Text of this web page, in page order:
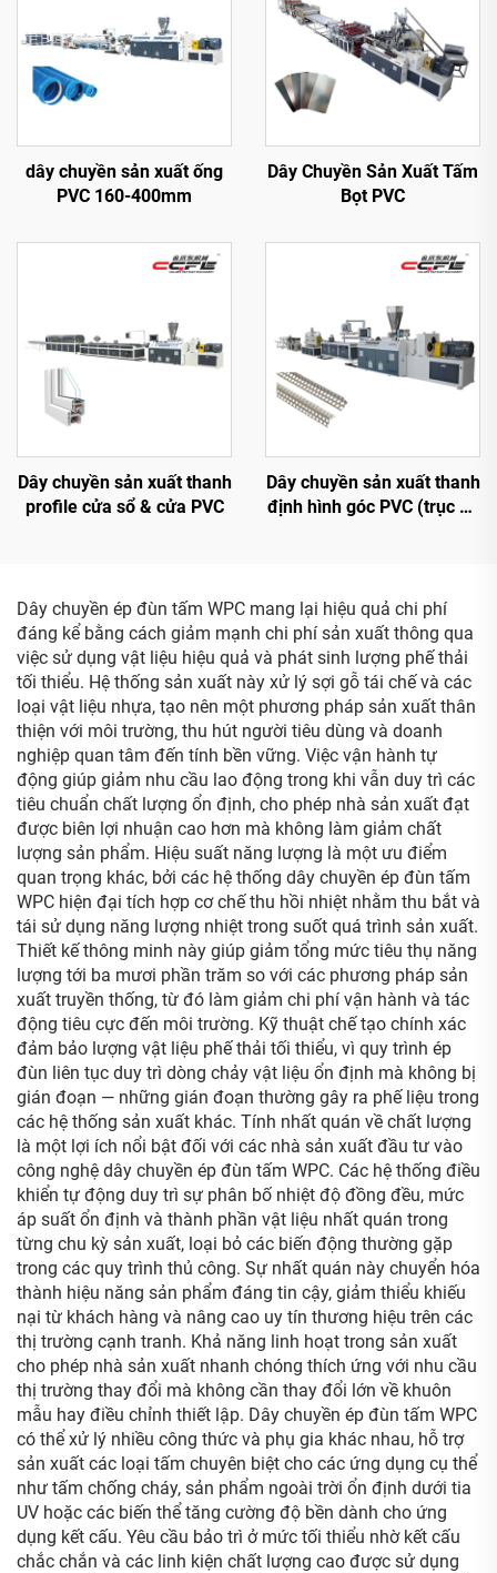
dây chuyền sản xuất ống
PVC 160-400mm
Dây Chuyền Sản Xuất Tấm
Bọt PVC
Dây chuyền sản xuất thanh
profile cửa sổ & cửa PVC
Dây chuyền sản xuất thanh
định hình góc PVC (trục vít
Dây chuyền ép đùn tấm WPC mang lại hiệu quả chi phí
đáng kể bằng cách giảm mạnh chi phí sản xuất thông qua
việc sử dụng vật liệu hiệu quả và phát sinh lượng phế thải
tối thiểu. Hệ thống sản xuất này xử lý sợi gỗ tái chế và các
loại vật liệu nhựa, tạo nên một phương pháp sản xuất thân
thiện với môi trường, thu hút người tiêu dùng và doanh
nghiệp quan tâm đến tính bền vững. Việc vận hành tự
động giúp giảm nhu cầu lao động trong khi vẫn duy trì các
tiêu chuẩn chất lượng ổn định, cho phép nhà sản xuất đạt
được biên lợi nhuận cao hơn mà không làm giảm chất
lượng sản phẩm. Hiệu suất năng lượng là một ưu điểm
quan trọng khác, bởi các hệ thống dây chuyền ép đùn tấm
WPC hiện đại tích hợp cơ chế thu hồi nhiệt nhằm thu bắt và
tái sử dụng năng lượng nhiệt trong suốt quá trình sản xuất.
Thiết kế thông minh này giúp giảm tổng mức tiêu thụ năng
lượng tới ba mươi phần trăm so với các phương pháp sản
xuất truyền thống, từ đó làm giảm chi phí vận hành và tác
động tiêu cực đến môi trường. Kỹ thuật chế tạo chính xác
đảm bảo lượng vật liệu phế thải tối thiểu, vì quy trình ép
đùn liên tục duy trì dòng chảy vật liệu ổn định mà không bị
gián đoạn — những gián đoạn thường gây ra phế liệu trong
các hệ thống sản xuất khác. Tính nhất quán về chất lượng
là một lợi ích nổi bật đối với các nhà sản xuất đầu tư vào
công nghệ dây chuyền ép đùn tấm WPC. Các hệ thống điều
khiển tự động duy trì sự phân bố nhiệt độ đồng đều, mức
áp suất ổn định và thành phần vật liệu nhất quán trong
từng chu kỳ sản xuất, loại bỏ các biến động thường gặp
trong các quy trình thủ công. Sự nhất quán này chuyển hóa
thành hiệu năng sản phẩm đáng tin cậy, giảm thiểu khiếu
nại từ khách hàng và nâng cao uy tín thương hiệu trên các
thị trường cạnh tranh. Khả năng linh hoạt trong sản xuất
cho phép nhà sản xuất nhanh chóng thích ứng với nhu cầu
thị trường thay đổi mà không cần thay đổi lớn về khuôn
mẫu hay điều chỉnh thiết lập. Dây chuyền ép đùn tấm WPC
có thể xử lý nhiều công thức và phụ gia khác nhau, hỗ trợ
sản xuất các loại tấm chuyên biệt cho các ứng dụng cụ thể
như tấm chống cháy, sản phẩm ngoài trời ổn định dưới tia
UV hoặc các biến thể tăng cường độ bền dành cho ứng
dụng kết cấu. Yêu cầu bảo trì ở mức tối thiểu nhờ kết cấu
chắc chắn và các linh kiện chất lượng cao được sử dụng